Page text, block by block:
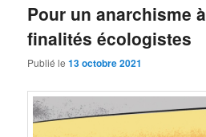
Pour un anarchisme à
finalités écologistes
Publié le13 octobre 2021